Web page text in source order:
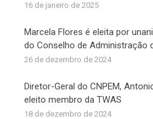
16 de janeiro de 2025
Marcela Flores é eleita por
do Conselho de Administração
26 de dezembro de 2024
Diretor-Geral do CNPEM,
eleito membro da TWAS
18 de dezembro de 2024